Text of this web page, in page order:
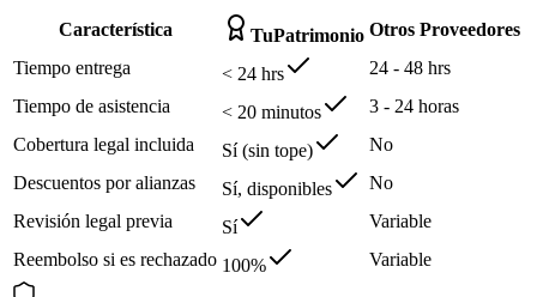
Característica TuPatrimonio Otros Proveedores
Tiempo entrega
< 24 hrs
24 - 48 hrs
Tiempo de asistencia
< 20 minutos
3 - 24 horas
Cobertura legal incluida
Sí (sin tope)
No
Descuentos por alianzas
Sí, disponibles
No
Revisión legal previa
Sí
Variable
Reembolso si es rechazado 100% Variable